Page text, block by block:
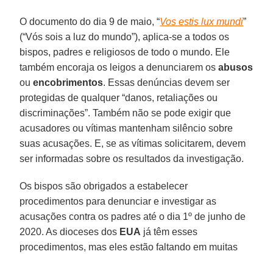
O documento do dia 9 de maio, “Vos estis lux mundi”
(“Vós sois a luz do mundo”), aplica-se a todos os
bispos, padres e religiosos de todo o mundo. Ele
também encoraja os leigos a denunciarem osabusos
ouencobrimentos. Essas denúncias devem ser
protegidas de qualquer “danos, retaliações ou
discriminações”. Também não se pode exigir que
acusadores ou vítimas mantenham silêncio sobre
suas acusações. E, se as vítimas solicitarem, devem
ser informadas sobre os resultados da investigação.
Os bispos são obrigados a estabelecer
procedimentos para denunciar e investigar as
acusações contra os padres até o dia 1º de junho de
2020. As dioceses dos EUA já têm esses
procedimentos, mas eles estão faltando em muitas